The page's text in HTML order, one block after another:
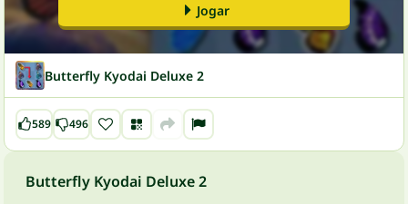
Jogar
Butterfly Kyodai Deluxe 2
589 496
Butterfly Kyodai Deluxe 2